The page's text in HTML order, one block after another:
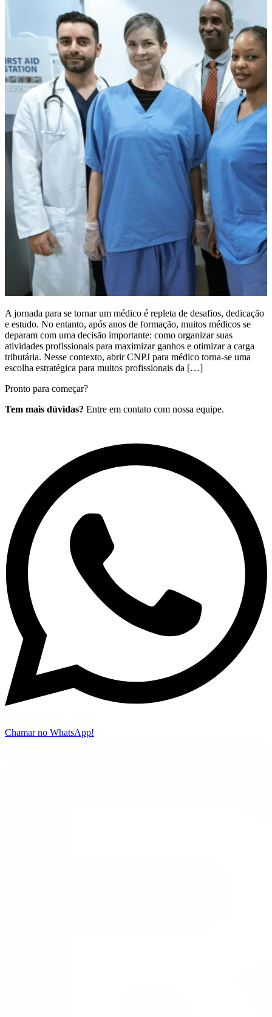
A jornada para se tornar um médico é repleta de desafios, dedicação
e estudo. No entanto, após anos de formação, muitos médicos se
deparam com uma decisão importante: como organizar suas
atividades profissionais para maximizar ganhos e otimizar a carga
tributária. Nesse contexto, abrir CNPJ para médico torna-se uma
escolha estratégica para muitos profissionais da […]
Pronto para começar?
Tem mais dúvidas? Entre em contato com nossa equipe.
Chamar no WhatsApp!